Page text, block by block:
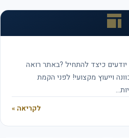
כיצד להתחיל ?באתר רואה
וייעוץ מקצועי! לפני הקמת
לקריאה »